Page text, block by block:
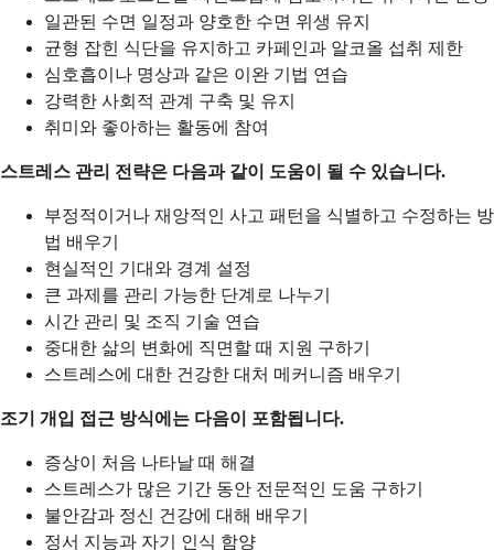
일관된 수면 일정과 양호한 수면 위생 유지
균형 잡힌 식단을 유지하고 카페인과 알코올 섭취 제한
심호흡이나 명상과 같은 이완 기법 연습
강력한 사회적 관계 구축 및 유지
취미와 좋아하는 활동에 참여
스트레스 관리 전략은 다음과 같이 도움이 될 수 있습니다.
부정적이거나 재앙적인 사고 패턴을 식별하고 수정하는 방
법 배우기
현실적인 기대와 경계 설정
큰 과제를 관리 가능한 단계로 나누기
시간 관리 및 조직 기술 연습
중대한 삶의 변화에 직면할 때 지원 구하기
스트레스에 대한 건강한 대처 메커니즘 배우기
조기 개입 접근 방식에는 다음이 포함됩니다.
증상이 처음 나타날 때 해결
스트레스가 많은 기간 동안 전문적인 도움 구하기
불안감과 정신 건강에 대해 배우기
정서 지능과 자기 인식 함양